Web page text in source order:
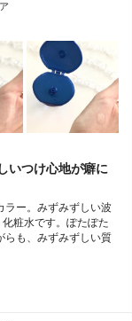
いつけ心地が癖に
ラー。みずみずしい波
粧水です。ぽたぽた
らも、みずみずしい質